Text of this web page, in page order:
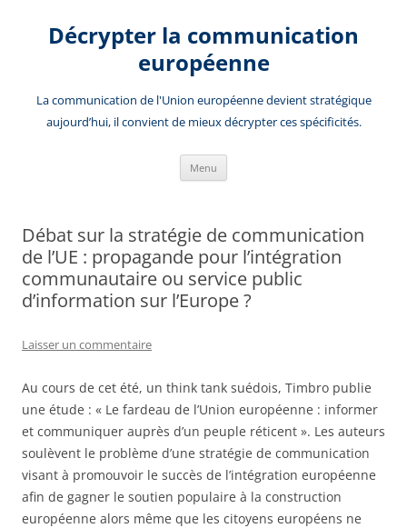
contenuDécrypter la communication
européenne
La communication de l'Union européenne devient stratégique
aujourd’hui, il convient de mieux décrypter ces spécificités.
Menu
Débat sur la stratégie de communication
de l’UE : propagande pour l’intégration
communautaire ou service public
d’information sur l’Europe ?
Laisser un commentaire
Au cours de cet été, un think tank suédois, Timbro publie
une étude : « Le fardeau de l’Union européenne : informer
et communiquer auprès d’un peuple réticent ». Les auteurs
soulèvent le problème d’une stratégie de communication
visant à promouvoir le succès de l’intégration européenne
afin de gagner le soutien populaire à la construction
européenne alors même que les citoyens européens ne